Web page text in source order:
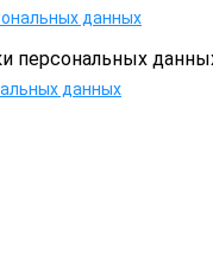
данных
персональных
данных